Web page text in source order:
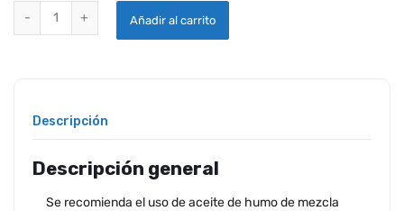
AVIONES PARA FUMAR ACEITE DE HUMO DE MEZCLA PREMIUM 5
Añadir al carrito
Descripción
Descripción general
Se recomienda el uso de aceite de humo de mezcla